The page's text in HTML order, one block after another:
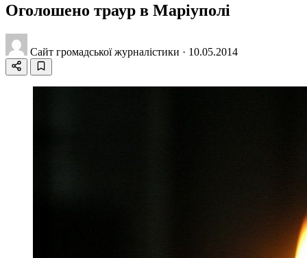
Оголошено траур в Маріуполі
Сайт громадської журналістики · 10.05.2014